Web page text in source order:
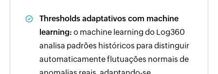
Thresholds adaptativos com machine
learning: o machine learning do Log360
analisa padrões históricos para distinguir
automaticamente flutuações normais de